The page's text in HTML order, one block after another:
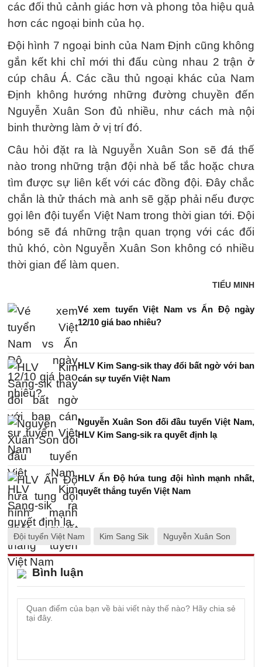
các đối thủ cảnh giác hơn và phong tỏa hiệu quả
hơn các ngoại binh của họ.
Đội hình 7 ngoại binh của Nam Định cũng không
gắn kết khi chỉ mới thi đấu cùng nhau 2 trận ở
cúp châu Á. Các cầu thủ ngoại khác của Nam
Định không hướng những đường chuyền đến
Nguyễn Xuân Son đủ nhiều, như cách mà nội
binh thường làm ở vị trí đó.
Câu hỏi đặt ra là Nguyễn Xuân Son sẽ đá thế
nào trong những trận đội nhà bế tắc hoặc chưa
tìm được sự liên kết với các đồng đội. Đây chắc
chắn là thử thách mà anh sẽ gặp phải nếu được
gọi lên đội tuyển Việt Nam trong thời gian tới. Đội
bóng sẽ đá những trận quan trọng với các đối
thủ khó, còn Nguyễn Xuân Son không có nhiều
thời gian để làm quen.
TIỂU MINH
Vé xem tuyển Việt Nam vs Ấn Độ ngày
12/10 giá bao nhiêu?
HLV Kim Sang-sik thay đổi bất ngờ với ban
cán sự tuyển Việt Nam
Nguyễn Xuân Son đối đầu tuyển Việt Nam,
HLV Kim Sang-sik ra quyết định lạ
HLV Ấn Độ hứa tung đội hình mạnh nhất,
quyết thắng tuyển Việt Nam
Đội tuyển Việt Nam Kim Sang Sik Nguyễn Xuân Son
Bình luận